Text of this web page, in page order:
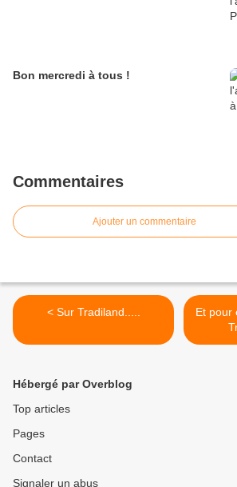
Bon mercredi à tous !
Commentaires
Ajouter un commentaire
< Sur Tradiland.....
Et pour
Hébergé par Overblog
Top articles
Pages
Contact
Signaler un abus